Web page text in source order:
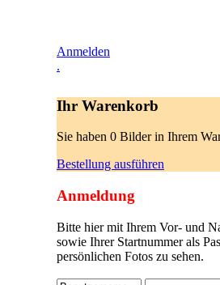
Anmelden
.
Ihr Warenkorb
Sie haben 0 Bilder in Ihrem
Bestellung ausführen
Anmeldung
Bitte hier mit Ihrem Vor- und
sowie Ihrer Startnummer als
persönlichen Fotos zu sehen.